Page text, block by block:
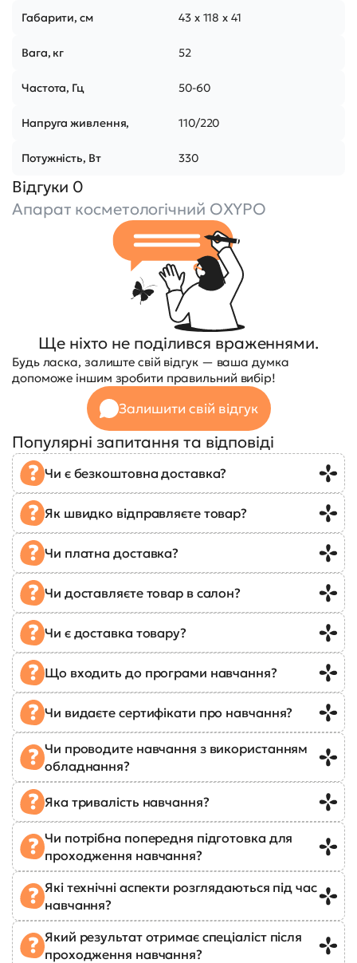
Габарити, см 43 x 118 x 41
Вага, кг 52
Частота, Гц 50-60
Напруга живлення, 110/220
Потужність, Вт 330
Відгуки 0
Апарат косметологічний OXYPO
Ще ніхто не поділився враженнями.
Будь ласка, залиште свій відгук — ваша думка
допоможе іншим зробити правильний вибір!
Залишити свій відгук
Популярні запитання та відповіді
Чи є безкоштовна доставка?
Як швидко відправляєте товар?
Чи платна доставка?
Чи доставляєте товар в салон?
Чи є доставка товару?
Що входить до програми навчання?
Чи видаєте сертифікати про навчання?
Чи проводите навчання з використанням
обладнання?
Яка тривалість навчання?
Чи потрібна попередня підготовка для
проходження навчання?
Які технічні аспекти розглядаються під час
навчання?
Який результат отримає спеціаліст після
проходження навчання?